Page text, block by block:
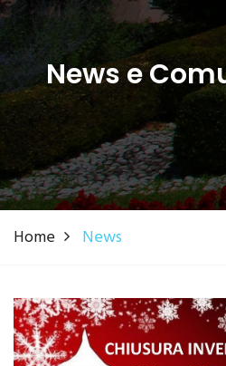
News e
Home News